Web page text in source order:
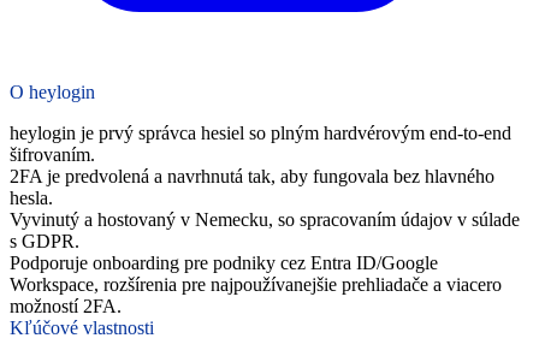
O heylogin
heylogin je prvý správca hesiel so plným hardvérovým end-to-end
šifrovaním.
2FA je predvolená a navrhnutá tak, aby fungovala bez hlavného
hesla.
Vyvinutý a hostovaný v Nemecku, so spracovaním údajov v súlade
s GDPR.
Podporuje onboarding pre podniky cez Entra ID/Google
Workspace, rozšírenia pre najpoužívanejšie prehliadače a viacero
možností 2FA.
Kľúčové vlastnosti